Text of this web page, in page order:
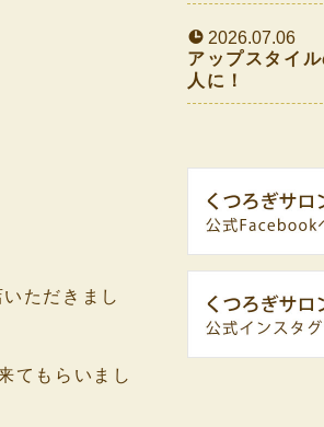
ただきまし
てもらいまし
2026.07.06
アップスタイ
人に！